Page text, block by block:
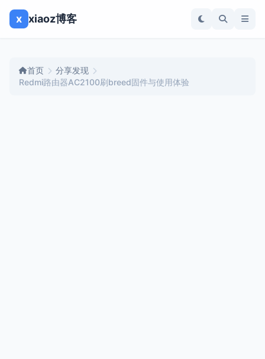
x xiaoz博客
首页
分享发现
Redmi路由器AC2100刷breed固件与使用体验